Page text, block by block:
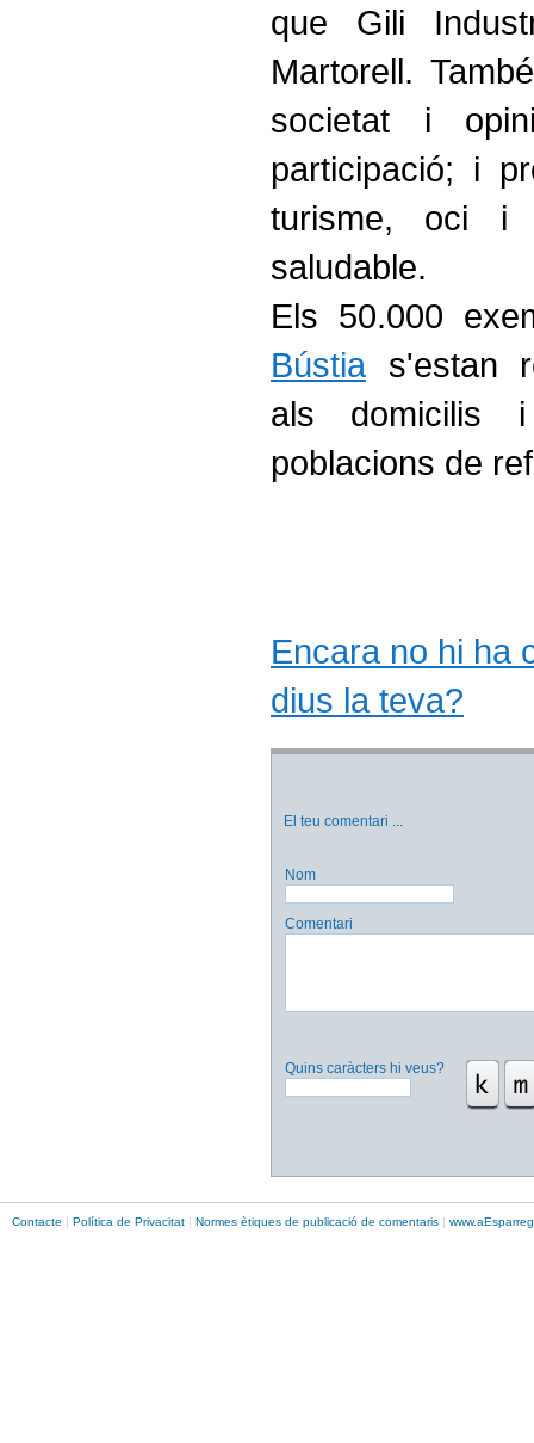
que Gili
Martorell.
societat i
participació; i
turisme, oci i
saludable.
Els 50.000
Bústia s'estan
als
poblacions de
Encara no hi ha
dius la teva?
El teu comentari ...
Nom
Comentari
Quins caràcters hi veus?
Contacte | Política de Privacitat | Normes ètiques de publicació de comentaris | www.